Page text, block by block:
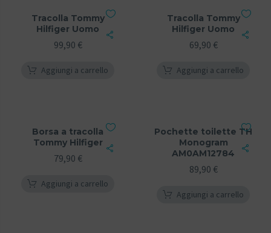
Tracolla Tommy
Hilfiger Uomo
99,90 €
Aggiungi a carrello
Tracolla Tommy
Hilfiger Uomo
69,90 €
Aggiungi a carrello
Borsa a tracolla
Tommy Hilfiger
79,90 €
Aggiungi a carrello
Pochette toilette TH
Monogram
AM0AM12784
89,90 €
Aggiungi a carrello